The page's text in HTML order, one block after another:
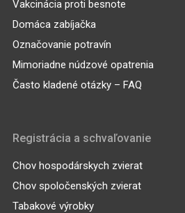
Vakcinácia proti besnote
Domáca zabíjačka
Označovanie potravín
Mimoriadne núdzové opatrenia
Často kladené otázky – FAQ
Registrácia a schvaľovanie
Chov hospodárskych zvierat
Chov spoločenských zvierat
Tabakové výrobky